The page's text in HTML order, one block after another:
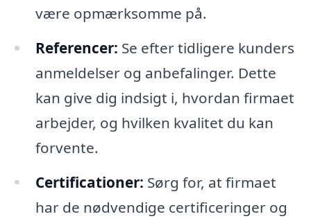
være opmærksomme på.
Referencer: Se efter tidligere kunders
anmeldelser og anbefalinger. Dette
kan give dig indsigt i, hvordan firmaet
arbejder, og hvilken kvalitet du kan
forvente.
Certificationer: Sørg for, at firmaet
har de nødvendige certificeringer og